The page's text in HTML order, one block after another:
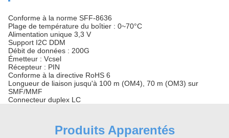
Conforme à la norme SFF-8636
Plage de température du boîtier : 0~70°C
Alimentation unique 3,3 V
Support I2C DDM
Débit de données : 200G
Émetteur : Vcsel
Récepteur : PIN
Conforme à la directive RoHS 6
Longueur de liaison jusqu'à 100 m (OM4), 70 m (OM3) sur
SMF/MMF
Connecteur duplex LC
Produits Apparentés